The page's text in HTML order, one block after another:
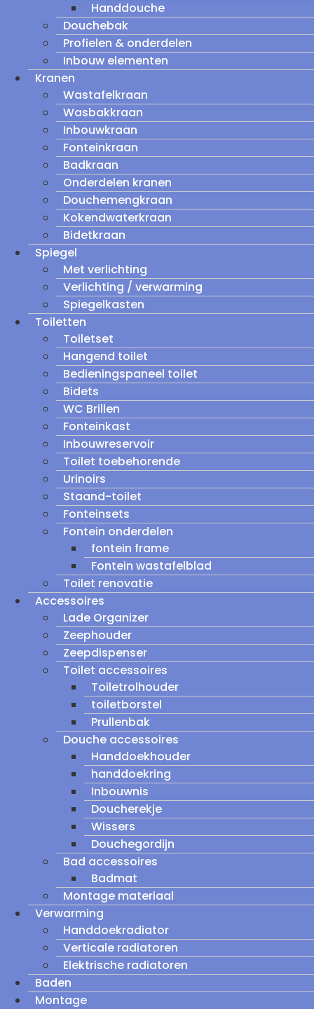
Handdouche
Douchebak
Profielen & onderdelen
Inbouw elementen
Kranen
Wastafelkraan
Wasbakkraan
Inbouwkraan
Fonteinkraan
Badkraan
Onderdelen kranen
Douchemengkraan
Kokendwaterkraan
Bidetkraan
Spiegel
Met verlichting
Verlichting / verwarming
Spiegelkasten
Toiletten
Toiletset
Hangend toilet
Bedieningspaneel toilet
Bidets
WC Brillen
Fonteinkast
Inbouwreservoir
Toilet toebehorende
Urinoirs
Staand-toilet
Fonteinsets
Fontein onderdelen
fontein frame
Fontein wastafelblad
Toilet renovatie
Accessoires
Lade Organizer
Zeephouder
Zeepdispenser
Toilet accessoires
Toiletrolhouder
toiletborstel
Prullenbak
Douche accessoires
Handdoekhouder
handdoekring
Inbouwnis
Doucherekje
Wissers
Douchegordijn
Bad accessoires
Badmat
Montage materiaal
Verwarming
Handdoekradiator
Verticale radiatoren
Elektrische radiatoren
Baden
Montage